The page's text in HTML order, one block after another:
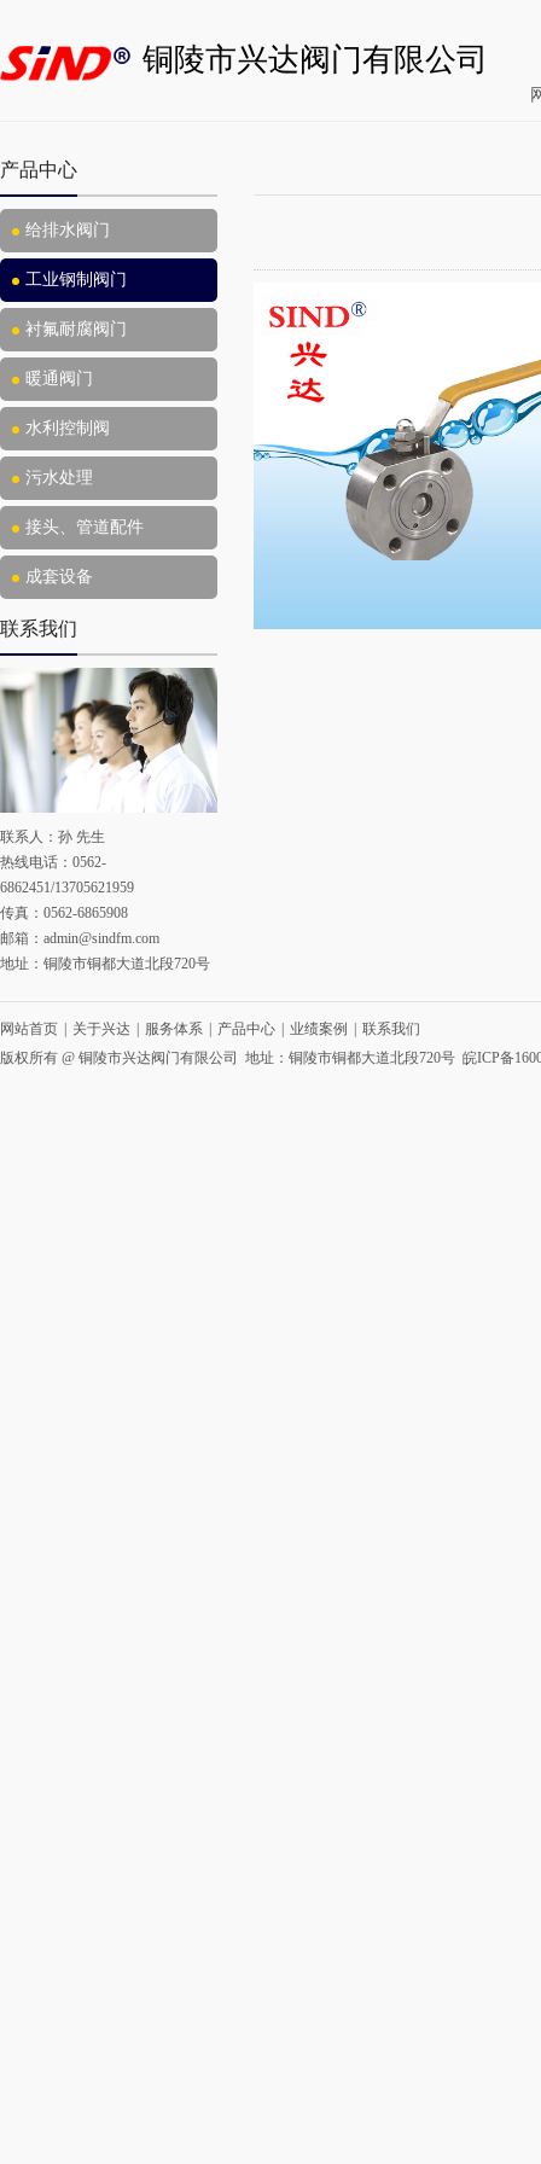
铜陵市兴达阀门有限公司
产品中心
给排水阀门
工业钢制阀门
衬氟耐腐阀门
暖通阀门
水利控制阀
污水处理
接头、管道配件
成套设备
联系我们
联系人：孙 先生
热线电话：0562-
6862451/13705621959
传真：0562-6865908
邮箱： admin@sindfm.com
地址：铜陵市铜都大道北段720号
网站首页 | 关于兴达 | 服务体系 | 产品中心 | 业绩案例 | 联系我们
版权所有 @ 铜陵市兴达阀门有限公司 地址：铜陵市铜都大道北段720号 皖ICP备